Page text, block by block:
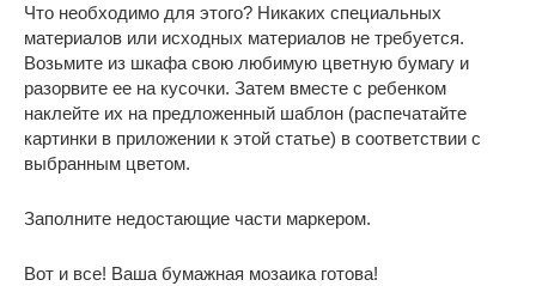
Что необходимо для этого? Никаких специальных
материалов или исходных материалов не требуется.
Возьмите из шкафа свою любимую цветную бумагу и
разорвите ее на кусочки. Затем вместе с ребенком
наклейте их на предложенный шаблон (распечатайте
картинки в приложении к этой статье) в соответствии с
выбранным цветом.
Заполните недостающие части маркером.
Вот и все! Ваша бумажная мозаика готова!